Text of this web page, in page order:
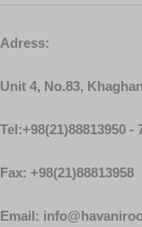
Adress:
Unit 4, No.83,
Tel:+98(21)88813950 -
Fax: +98(21)88813958
Email: